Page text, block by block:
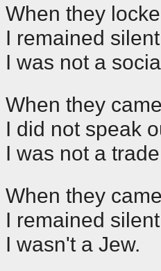
When they
I remained
I was not a
When they
I did not speak
I was not a
When they
I remained
I wasn't a Jew.